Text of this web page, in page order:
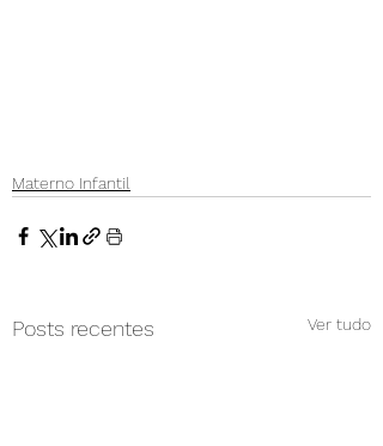
Materno Infantil
Posts recentes Ver tudo